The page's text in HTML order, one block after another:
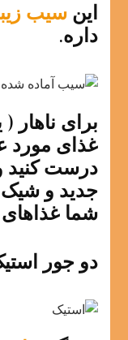
اینسیب
داره.
برای ناهار
غذای مورد
درست کنید
جدید و شیک
شما غذاهای
دو جور